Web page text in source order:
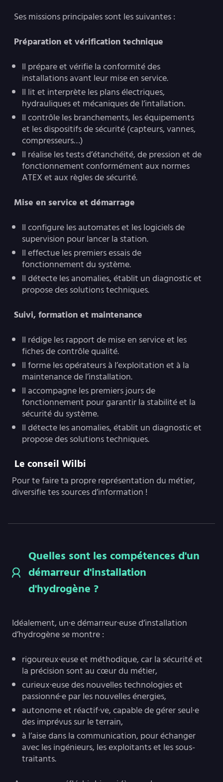
Ses missions principales sont les suivantes :
Préparation et vérification technique
Il prépare et vérifie la conformité des
installations avant leur mise en service.
Il lit et interprète les plans électriques,
hydrauliques et mécaniques de l’intallation.
Il contrôle les branchements, les équipements
et les dispositifs de sécurité (capteurs, vannes,
compresseurs…)
Il réalise les tests d’étanchéité, de pression et de
fonctionnement conformément aux normes
ATEX et aux règles de sécurité.
Mise en service et démarrage
Il configure les automates et les logiciels de
supervision pour lancer la station.
Il effectue les premiers essais de
fonctionnement du système.
Il détecte les anomalies, établit un diagnostic et
propose des solutions techniques.
Suivi, formation et maintenance
Il rédige les rapport de mise en service et les
fiches de contrôle qualité.
Il forme les opérateurs à l’exploitation et à la
maintenance de l’installation.
Il accompagne les premiers jours de
fonctionnement pour garantir la stabilité et la
sécurité du système.
Il détecte les anomalies, établit un diagnostic et
propose des solutions techniques.
Le conseil Wilbi
Pour te faire ta propre représentation du métier,
diversifie tes sources d’information !
Quelles sont les compétences d'un
démarreur d'installation
d'hydrogène ?
Idéalement, un·e démarreur·euse d’installation
d’hydrogène se montre :
rigoureux·euse et méthodique, car la sécurité et
la précision sont au cœur du métier,
curieux·euse des nouvelles technologies et
passionné·e par les nouvelles énergies,
autonome et réactif·ve, capable de gérer seul·e
des imprévus sur le terrain,
à l’aise dans la communication, pour échanger
avec les ingénieurs, les exploitants et les sous-
traitants.